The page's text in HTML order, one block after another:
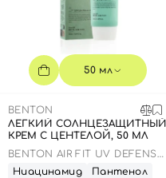
50 мл
BENTON
ЛЕГКИЙ СОЛНЦЕЗАЩИТНЫЙ
КРЕМ С ЦЕНТЕЛОЙ, 50 МЛ
BENTON AIR FIT UV DEFENSE
SUN CREAM SPF50
Ниацинамид
Пантенол